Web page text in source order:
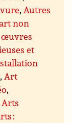
,Autres
non
œuvres
et
,Art
,
Arts
: